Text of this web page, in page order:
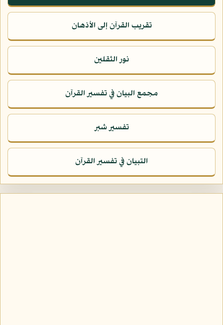
تقريب القرآن إلى الأذهان
نور الثقلين
مجمع البيان في تفسير القرآن
تفسير شبر
التبيان في تفسير القرآن